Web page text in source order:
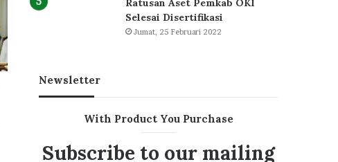
Ratusan Aset Pemkab OKI
Selesai Disertifikasi
Jumat, 25 Februari 2022
Newsletter
With Product You Purchase
Subscribe to our mailing